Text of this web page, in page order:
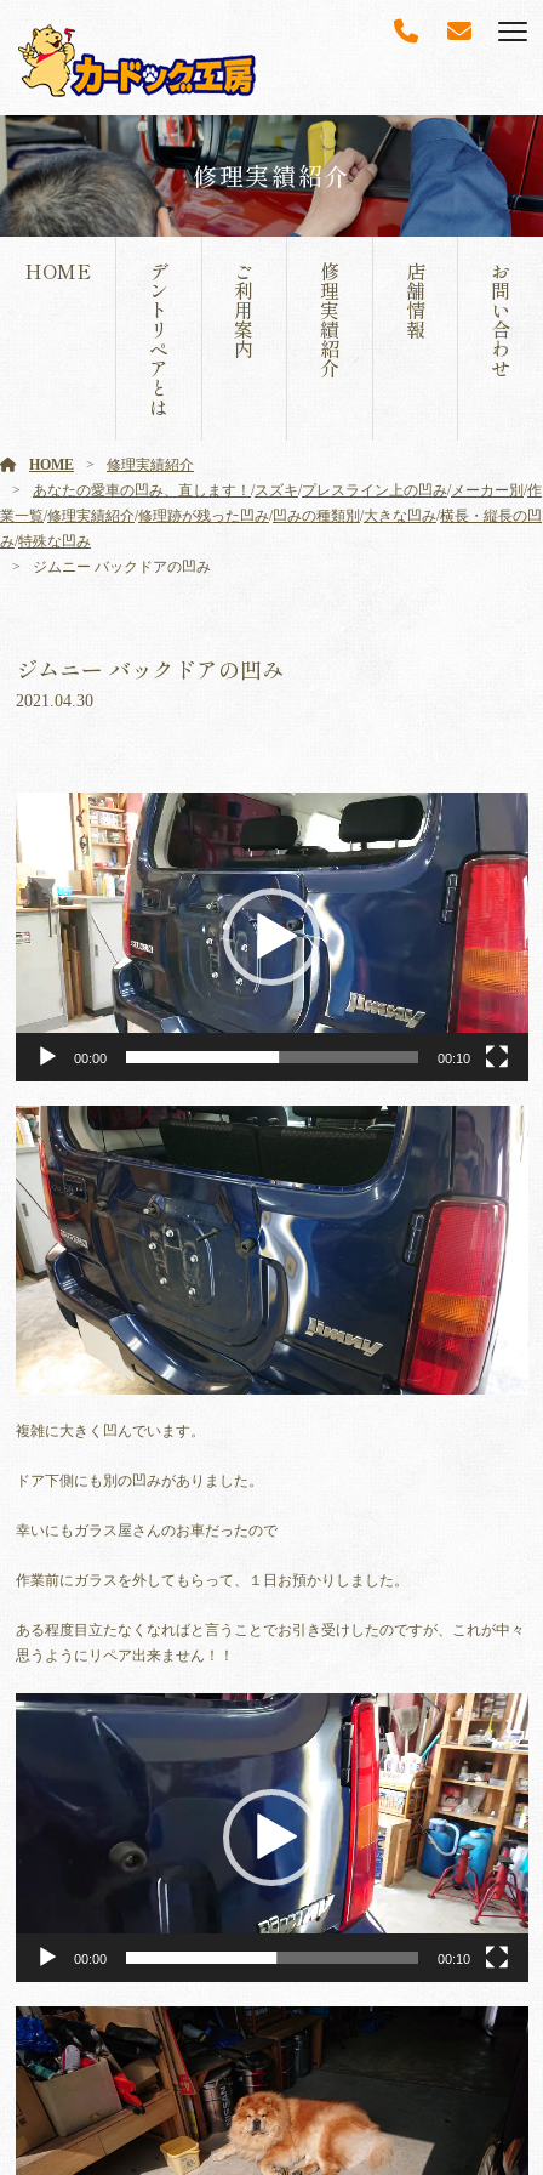
修理実績紹介
HOME デ
ン
ト
リ
ペ
ア
と
は
ご
利
用
案
内
修
理
実
績
紹
介
店
舗
情
報
お
問
い
合
わ
せ
HOME
修理実績紹介
あなたの愛車の凹み、直します！ /スズキ/プレスライン上の凹み/メーカー別 /作
業一覧/修理実績紹介/修理跡が残った凹み/凹みの種類別 /大きな凹み/横長・縦長の凹
み/特殊な凹み
ジムニー バックドアの凹み
ジムニー バックドアの凹み
2021.04.30
動
画
プ
レ
ー
ヤ
00:00 00:10
複雑に大きく凹んでいます。
ドア下側にも別の凹みがありました。
幸いにもガラス屋さんのお車だったので
作業前にガラスを外してもらって、１日お預かりしました。
ある程度目立たなくなればと言うことでお引き受けしたのですが、これが中々
思うようにリペア出来ません！！
動
00:00 00:10